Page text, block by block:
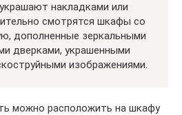
накладками или
смотрятся шкафы со
дополненные зеркальными
дверками, украшенными
изображениями.
можно расположить на шкафу